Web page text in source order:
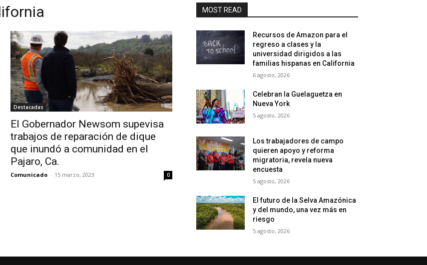
Destacadas
El Gobernador Newsom supevisa
trabajos de reparación de dique
que inundó a comunidad en el
Pajaro, Ca.
Comunicado - 15 marzo, 2023 0
MOST READ
Recursos de Amazon para el
regreso a clases y la
universidad dirigidos a las
familias hispanas en California
6 agosto, 2026
Celebran la Guelaguetza en
Nueva York
5 agosto, 2026
Los trabajadores de campo
quieren apoyo y reforma
migratoria, revela nueva
encuesta
5 agosto, 2026
El futuro de la Selva Amazónica
y del mundo, una vez más en
riesgo
5 agosto, 2026